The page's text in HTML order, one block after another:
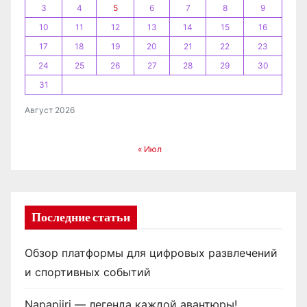
м
Август 2026
3
4 5 6 7 8
9
10
11 12 13 14 15
16
17
18 19 20 21 22
23
24
25 26 27 28 29
30
31
« Июл
Последние статьи
Обзор платформы для цифровых развлечений
и спортивных событий